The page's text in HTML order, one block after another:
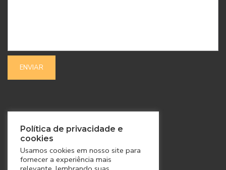
SIGA-NOS
Política de privacidade e
cookies
Usamos cookies em nosso site para
fornecer a experiência mais